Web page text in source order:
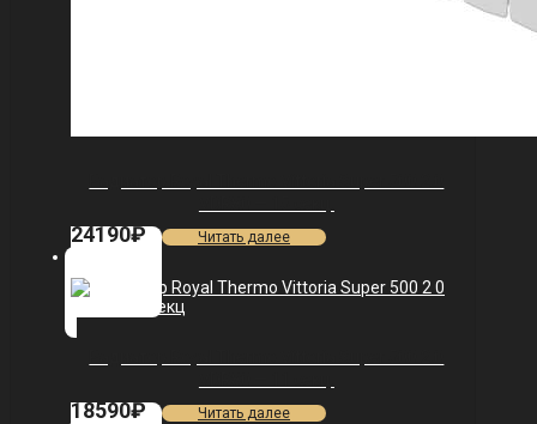
24190₽ Читать далее
18590₽ Читать далее